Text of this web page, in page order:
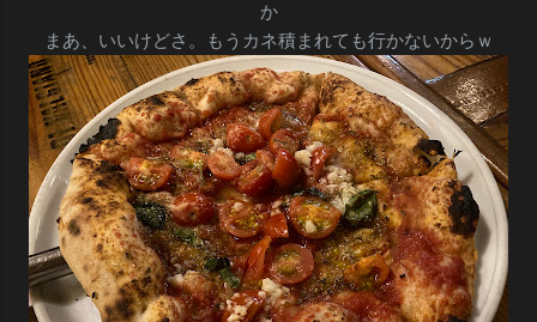
か
まあ、いいけどさ。もうカネ積まれても行かないからｗ